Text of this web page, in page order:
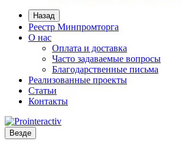
Назад
Реестр Минпромторга
О нас
Оплата и доставка
Часто задаваемые вопросы
Благодарственные письма
Реализованные проекты
Статьи
Контакты
Везде